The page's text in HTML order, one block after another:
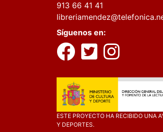
913 66 41 41
Síguenos en:
ESTE PROYECTO HA RECIBIDO UNA
Y DEPORTES.